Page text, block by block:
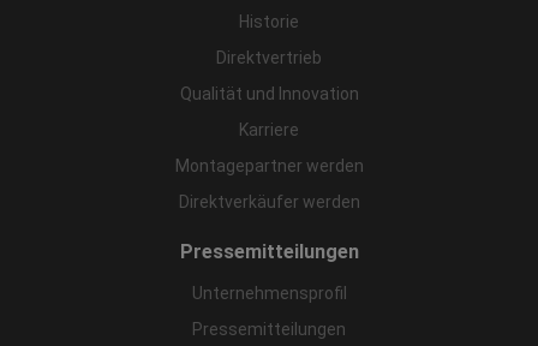
Historie
Direktvertrieb
Qualität und Innovation
Karriere
Montagepartner werden
Direktverkäufer werden
Pressemitteilungen
Unternehmensprofil
Pressemitteilungen